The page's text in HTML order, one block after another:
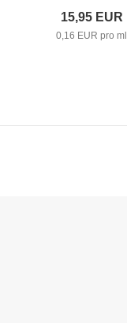
15,95 EUR
0,16 EUR pro ml